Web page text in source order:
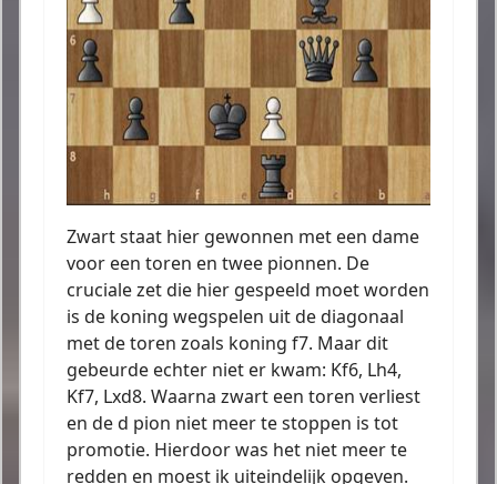
Zwart staat hier gewonnen met een dame
voor een toren en twee pionnen. De
cruciale zet die hier gespeeld moet worden
is de koning wegspelen uit de diagonaal
met de toren zoals koning f7. Maar dit
gebeurde echter niet er kwam: Kf6, Lh4,
Kf7, Lxd8. Waarna zwart een toren verliest
en de d pion niet meer te stoppen is tot
promotie. Hierdoor was het niet meer te
redden en moest ik uiteindelijk opgeven.